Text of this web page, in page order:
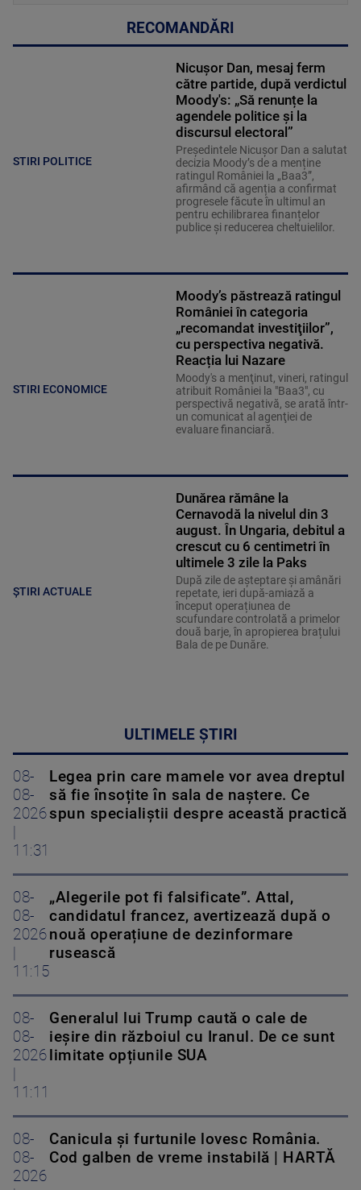
RECOMANDĂRI
STIRI POLITICE
Nicușor Dan, mesaj ferm
către partide, după verdictul
Moody's: „Să renunțe la
agendele politice şi la
discursul electoral”
Președintele Nicușor Dan a salutat
decizia Moody’s de a menține
ratingul României la „Baa3”,
afirmând că agenția a confirmat
progresele făcute în ultimul an
pentru echilibrarea finanțelor
publice și reducerea cheltuielilor.
STIRI ECONOMICE
Moody’s păstrează ratingul
României în categoria
„recomandat investiţiilor”,
cu perspectiva negativă.
Reacția lui Nazare
Moody's a menţinut, vineri, ratingul
atribuit României la "Baa3", cu
perspectivă negativă, se arată într-
un comunicat al agenţiei de
evaluare financiară.
ȘTIRI ACTUALE
Dunărea rămâne la
Cernavodă la nivelul din 3
august. În Ungaria, debitul a
crescut cu 6 centimetri în
ultimele 3 zile la Paks
După zile de așteptare și amânări
repetate, ieri după-amiază a
început operațiunea de
scufundare controlată a primelor
două barje, în apropierea brațului
Bala de pe Dunăre.
ULTIMELE ȘTIRI
08-
08-
2026
11:31
Legea prin care mamele vor avea dreptul
să fie însoțite în sala de naștere. Ce
spun specialiștii despre această practică
08-
08-
2026
11:15
„Alegerile pot fi falsificate”. Attal,
candidatul francez, avertizează după o
nouă operațiune de dezinformare
rusească
08-
08-
2026
11:11
Generalul lui Trump caută o cale de
ieșire din războiul cu Iranul. De ce sunt
limitate opțiunile SUA
08-
08-
2026
Canicula și furtunile lovesc România.
Cod galben de vreme instabilă | HARTĂ